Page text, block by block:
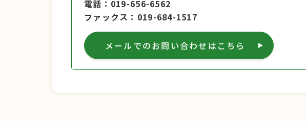
電話
019-656-6562
ファックス
019-684-1517
メールでのお問い合わせはこちら